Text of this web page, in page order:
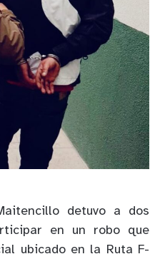
detuvo a dos
en un robo que
ubicado en la Ruta F-